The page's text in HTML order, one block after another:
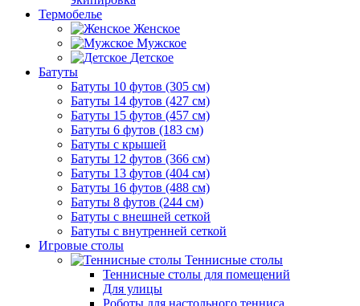
Термобелье
Женское
Мужское
Детское
Батуты
Батуты 10 футов (305 см)
Батуты 14 футов (427 см)
Батуты 15 футов (457 см)
Батуты 6 футов (183 см)
Батуты с крышей
Батуты 12 футов (366 см)
Батуты 13 футов (404 см)
Батуты 16 футов (488 см)
Батуты 8 футов (244 см)
Батуты с внешней сеткой
Батуты с внутренней сеткой
Игровые столы
Теннисные столы
Теннисные столы для помещений
Для улицы
Роботы для настольного тенниса